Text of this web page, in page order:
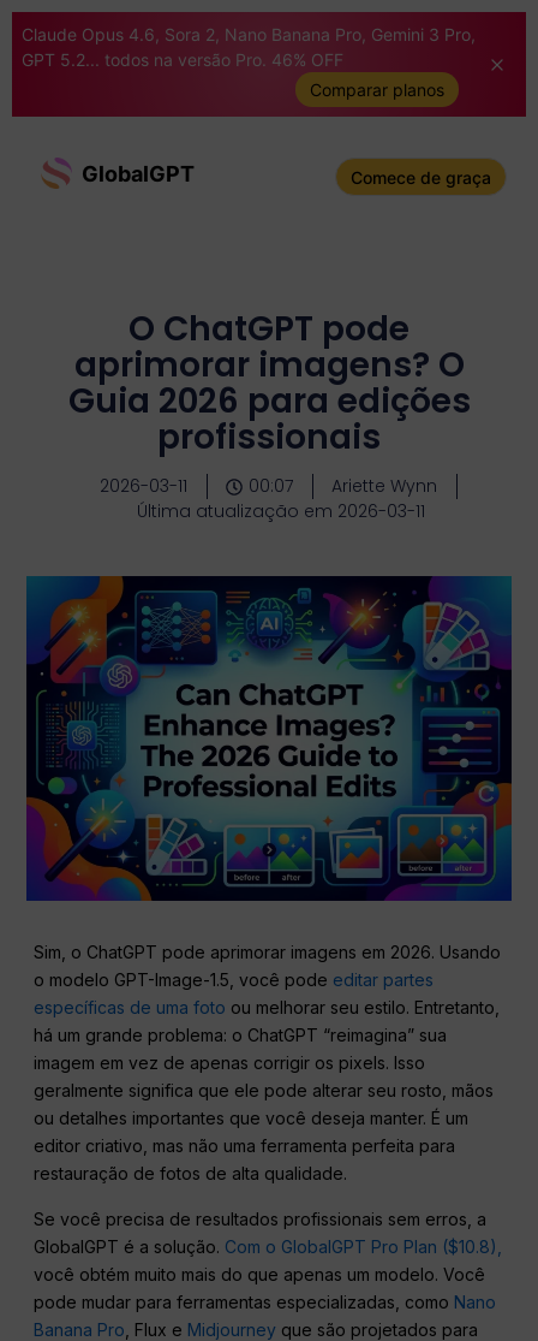
Claude Opus 4.6, Sora 2, Nano Banana Pro, Gemini 3 Pro,
GPT 5.2... todos na versão Pro. 46% OFF
Comparar planos
GlobalGPT Comece de graça
O ChatGPT pode
aprimorar imagens? O
Guia 2026 para edições
profissionais
2026-03-11 00:07
Ariette Wynn
Última atualização em 2026-03-11
Sim, o ChatGPT pode aprimorar imagens em 2026. Usando
o modelo GPT-Image-1.5, você pode editar partes
específicas de uma foto ou melhorar seu estilo. Entretanto,
há um grande problema: o ChatGPT “reimagina” sua
imagem em vez de apenas corrigir os pixels. Isso
geralmente significa que ele pode alterar seu rosto, mãos
ou detalhes importantes que você deseja manter. É um
editor criativo, mas não uma ferramenta perfeita para
restauração de fotos de alta qualidade.
Se você precisa de resultados profissionais sem erros, a
GlobalGPT é a solução. Com o GlobalGPT Pro Plan ($10.8),
você obtém muito mais do que apenas um modelo. Você
pode mudar para ferramentas especializadas, como Nano
Banana Pro , Flux e Midjourney que são projetados para